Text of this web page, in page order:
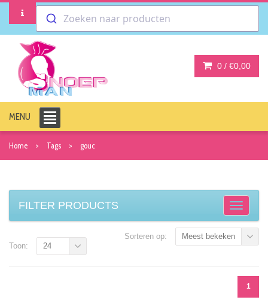
Zoeken naar producten
0 / €0,00
MENU
Home Tags gouc
FILTER PRODUCTS
Sorteren op: Meest bekeken
1
Toon: 24